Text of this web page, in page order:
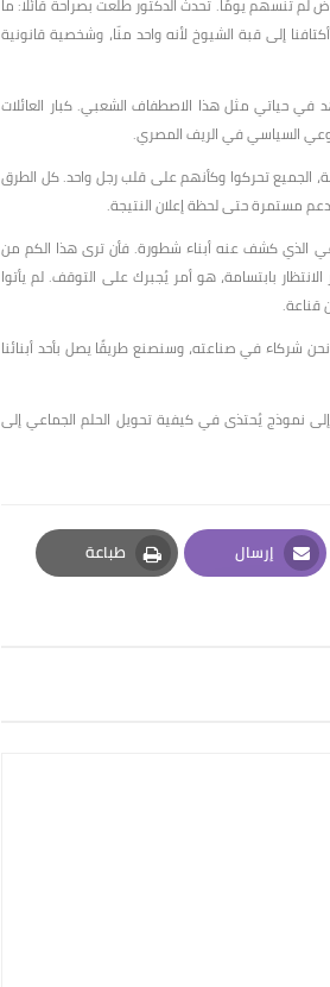
لم تنسهم يومًا. تحدث الدكتور طلعت بصراحة قائلًا: ما
إلى قبة الشيوخ لأنه واحد منّا، وشخصية قانونية
في حياتي مثل هذا الاصطفاف الشعبي. كبار العائلات
السياسي في الريف المصري.
الجميع تحركوا وكأنهم على قلب رجل واحد. كل الطرق
الذي كشف عنه أبناء شطورة. فأن ترى هذا الكم من
بابتسامة، هو أمر يُجبرك على التوقف. لم يأتوا
قناعة.
شركاء في صناعته، وسنصنع طريقًا يصل بأحد أبنائنا
نموذج يُحتذى في كيفية تحويل الحلم الجماعي إلى
إرسال
Email
طباعة
Print